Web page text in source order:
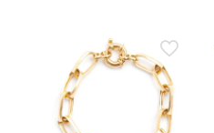
wiele
wariantów.
Opcje